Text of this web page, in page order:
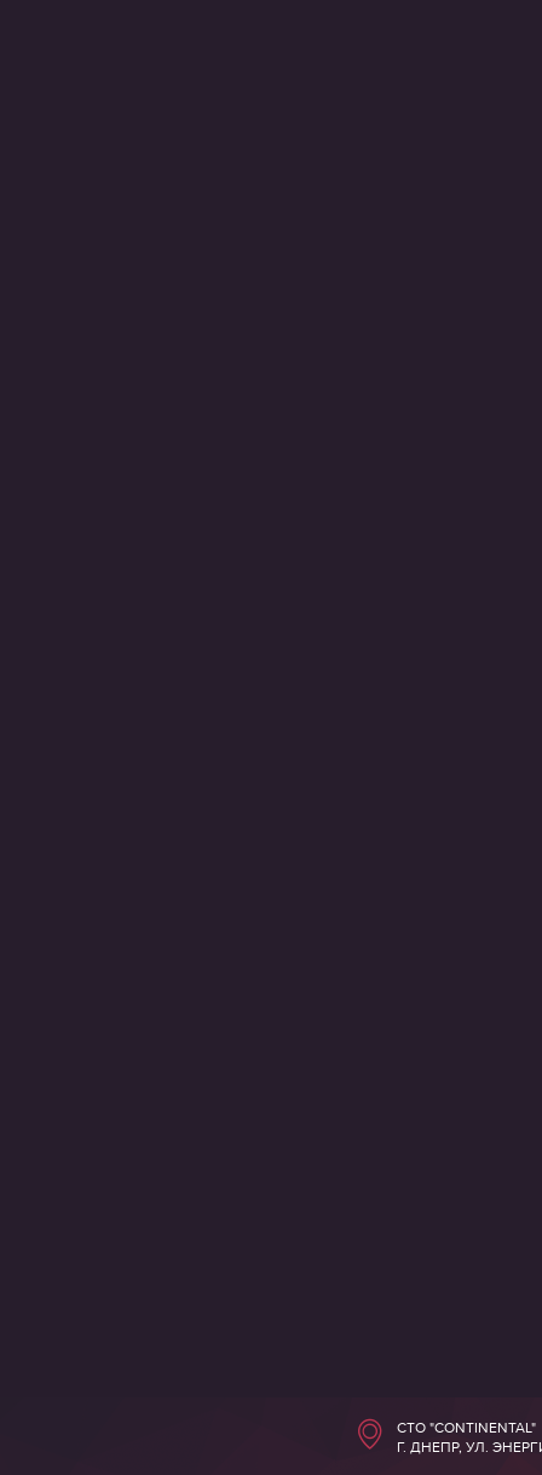
СТО "CONTINENTAL"
Г. ДНЕПР, УЛ.